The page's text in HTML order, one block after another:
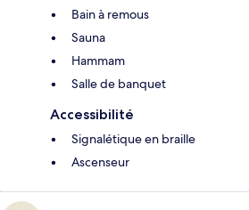
Bain à remous
Sauna
Hammam
Salle de banquet
Accessibilité
Signalétique en braille
Ascenseur